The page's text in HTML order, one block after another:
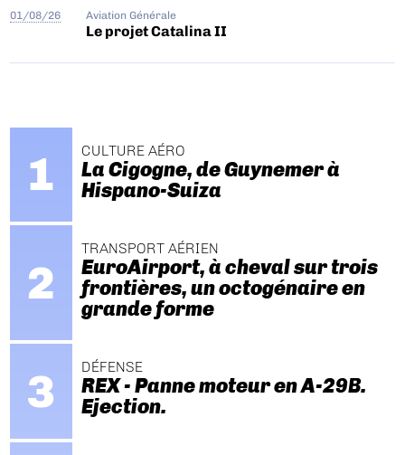
01/08/26 Aviation Générale
Le projet Catalina II
CULTURE AÉRO
La Cigogne, de Guynemer à
Hispano-Suiza
TRANSPORT AÉRIEN
EuroAirport, à cheval sur trois
frontières, un octogénaire en
grande forme
DÉFENSE
REX - Panne moteur en A-29B.
Ejection.